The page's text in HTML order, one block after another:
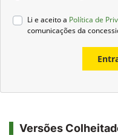
Li e aceito a Política de
comunicações da
Versões